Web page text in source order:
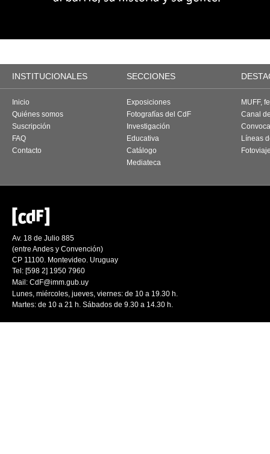
INSTITUCIONALES SECCIONES
Inicio
Quiénes somos
Suscripción
FAQ
Contacto
Exposiciones
Fotografías del CdF
Investigación
Educativa
Catálogo
Mediateca
MUFF,
Canal
Líneas
Av. 18 de Julio 885
(entre Andes y Convención)
CP 11100. Montevideo. Uruguay
Tel: [598 2] 1950 7960
Mail: CdF@imm.gub.uy
Lunes, miércoles, jueves, viernes: de 10 a 19.30 h.
Martes: de 10 a 21 h. Sábados de 9.30 a 14.30 h.